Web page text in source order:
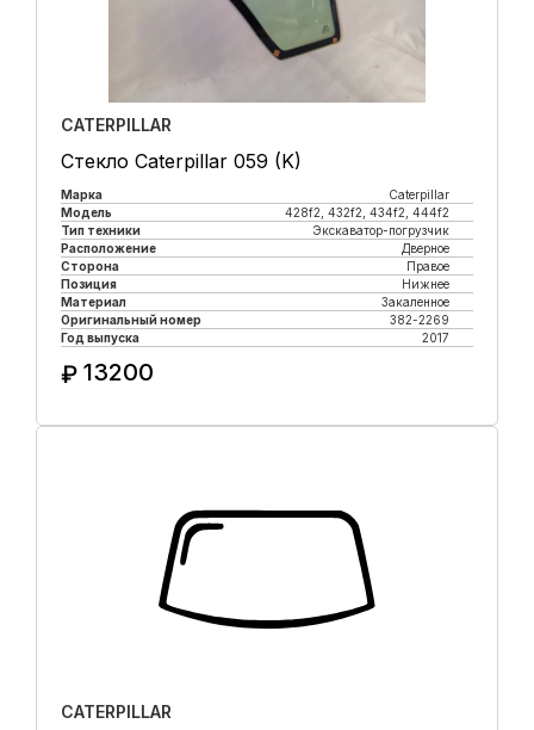
CATERPILLAR
Стекло Caterpillar 059 (K)
Марка
Caterpillar
Модель
428f2, 432f2, 434f2, 444f2
Тип техники
Экскаватор-погрузчик
Расположение
Дверное
Сторона
Правое
Позиция
Нижнее
Материал
Закаленное
Оригинальный номер
382-2269
Год выпуска
2017
₽ 13200
CATERPILLAR